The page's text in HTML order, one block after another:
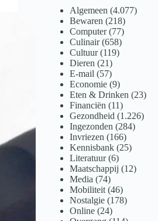
Algemeen (4.077)
Bewaren (218)
Computer(77)
Culinair(658)
Cultuur(119)
Dieren (21)
E-mail (57)
Economie (9)
Eten & Drinken (23)
Financiën (11)
Gezondheid (1.226)
Ingezonden (284)
Invriezen (166)
Kennisbank (25)
Literatuur(6)
Maatschappij (12)
Media (74)
Mobiliteit (46)
Nostalgie (178)
Online (24)